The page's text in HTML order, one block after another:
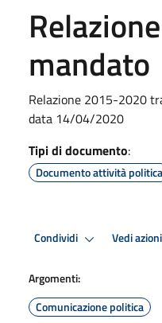
mandato
Relazione 2015-2020
data 14/04/2020
Tipi di documento:
Documento attività politica
Condividi Vedi azioni
Argomenti:
Comunicazione politica